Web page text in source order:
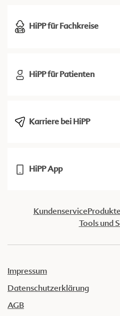
HiPP für Fachkreise
HiPP für Patienten
Karriere bei HiPP
HiPP App
KundenserviceProdukte
Tools und
Impressum
Datenschutzerklärung
AGB